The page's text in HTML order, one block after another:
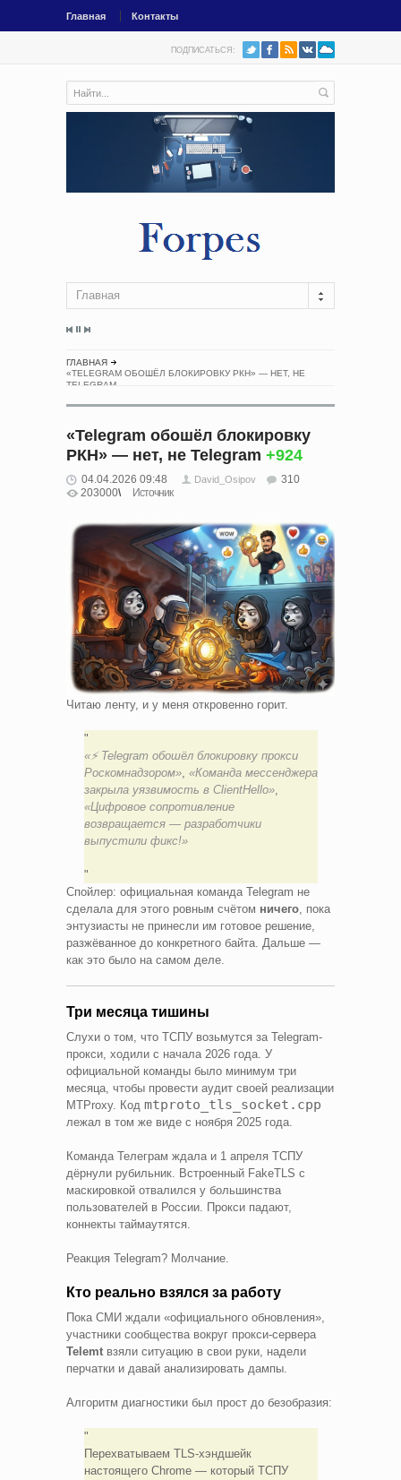
Главная Контакты
ПОДПИСАТЬСЯ:
Главная
ГЛАВНАЯ
«TELEGRAM ОБОШЁЛ БЛОКИРОВКУ РКН» — НЕТ, НЕ
TELEGRAM
«Telegram обошёл блокировку
РКН» — нет, не Telegram +924
04.04.2026 09:48 David_Osipov
310
203000
Источник
Читаю ленту, и у меня откровенно горит.
«⚡️ Telegram обошёл блокировку прокси
Роскомнадзором», «Команда мессенджера
закрыла уязвимость в ClientHello»,
«Цифровое сопротивление
возвращается — разработчики
выпустили фикс!»
Спойлер: официальная команда Telegram не
сделала для этого ровным счётом ничего , пока
энтузиасты не принесли им готовое решение,
разжёванное до конкретного байта. Дальше —
как это было на самом деле.
Три месяца тишины
Слухи о том, что ТСПУ возьмутся за Telegram-
прокси, ходили с начала 2026 года. У
официальной команды было минимум три
месяца, чтобы провести аудит своей реализации
MTProxy. Код mtproto_tls_socket.cpp
лежал в том же виде с ноября 2025 года.
Команда Телеграм ждала и 1 апреля ТСПУ
дёрнули рубильник. Встроенный FakeTLS с
маскировкой отвалился у большинства
пользователей в России. Прокси падают,
коннекты таймаутятся.
Реакция Telegram? Молчание.
Кто реально взялся за работу
Пока СМИ ждали «официального обновления»,
участники сообщества вокруг прокси-сервера
Telemt взяли ситуацию в свои руки, надели
перчатки и давай анализировать дампы.
Алгоритм диагностики был прост до безобразия:
Перехватываем TLS-хэндшейк
настоящего Chrome — который ТСПУ